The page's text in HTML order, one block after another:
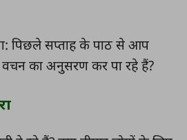
पिछले सप्ताह के पाठ से आप
वचन का अनुसरण कर पा रहे हैं?